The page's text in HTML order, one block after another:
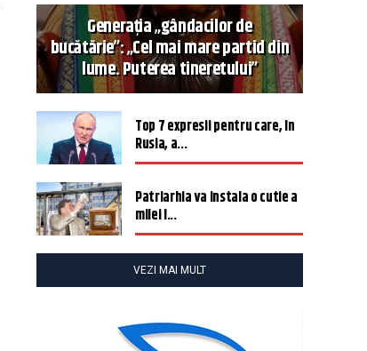
Generația „gândacilor de
bucătărie”: „Cel mai mare partid din
lume. Puterea tineretului”
Top 7 expresii pentru care, în
Rusia, a...
Patriarhia va instala o cutie a
milei î...
VEZI MAI MULT